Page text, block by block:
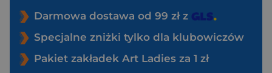
Darmowa dostawa od 99 zł z
Specjalne zniżki tylko dla klubowiczów
Pakiet zakładek Art Ladies za 1 zł